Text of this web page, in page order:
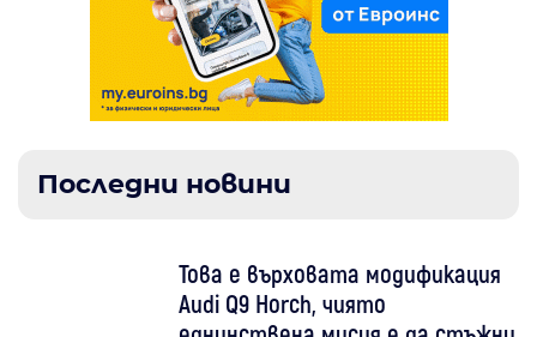
Последни новини
Това е върховата модификация
Audi Q9 Horch, чиято